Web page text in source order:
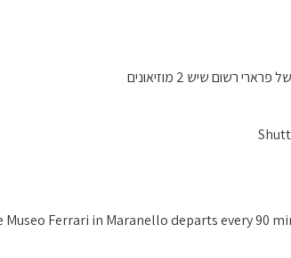
רשום שיש 2 מוזיאונים
Ferrari in Maranello departs every 90